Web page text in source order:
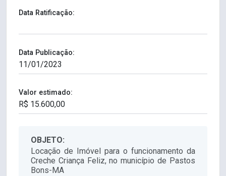
Data Ratificação:
Data Publicação:
Valor estimado:
OBJETO:
Locação de Imóvel para o funcionamento da
Creche Criança Feliz, no município de Pastos
Bons-MA